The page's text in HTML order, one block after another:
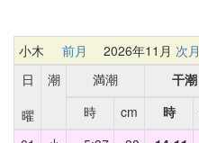
小木 前月 2026年11月 次月
日
曜
潮 満潮 干潮
時
cm 時